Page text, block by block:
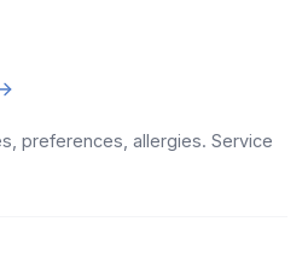
preferences, allergies. Service